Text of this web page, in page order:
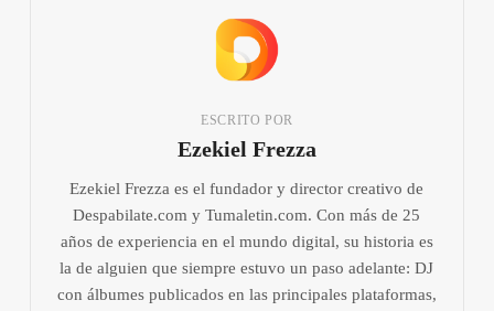
ESCRITO POR
Ezekiel Frezza
Ezekiel Frezza es el fundador y director creativo de
Despabilate.com y Tumaletin.com. Con más de 25
años de experiencia en el mundo digital, su historia es
la de alguien que siempre estuvo un paso adelante: DJ
con álbumes publicados en las principales plataformas,